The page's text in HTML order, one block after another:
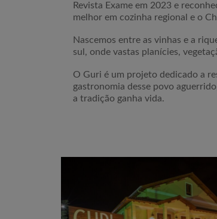
Revista Exame em 2023 e
melhor em cozinha regional e o
Nascemos entre as vinhas e a
sul, onde vastas planícies,
O Guri é um projeto dedicado a
gastronomia desse povo
a tradição ganha vida.